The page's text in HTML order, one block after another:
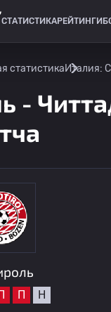
СТАТИСТИКАРЕЙТИНГИ
статистикаИталия:
-
П Н